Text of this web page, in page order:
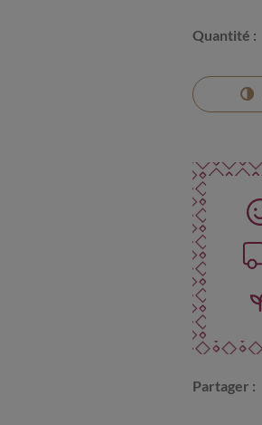
Quantité :
Partager :